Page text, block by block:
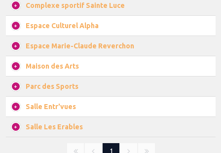
Complexe sportif Sainte Luce
Espace Culturel Alpha
Espace Marie-Claude Reverchon
Maison des Arts
Parc des Sports
Salle Entr'vues
Salle Les Erables